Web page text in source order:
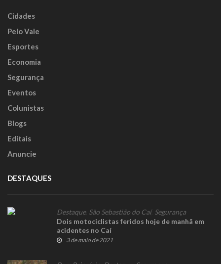
Cidades
Pelo Vale
Esportes
Economia
Segurança
Eventos
Colunistas
Blogs
Editais
Anuncie
DESTAQUES
Destaque, São Sebastião do Caí, Segurança
Dois motociclistas feridos hoje de manhã em
acidentes no Caí
3 de maio de 2021